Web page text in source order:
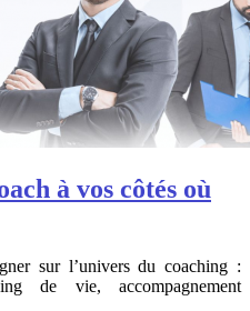
à vos côtés où
sur l’univers du coaching :
de vie, accompagnement